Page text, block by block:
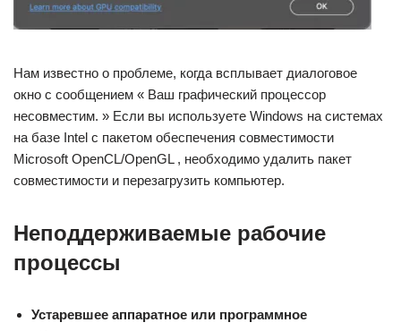
Нам известно о проблеме, когда всплывает диалоговое
окно с сообщением « Ваш графический процессор
несовместим. » Если вы используете Windows на системах
на базе Intel с пакетом обеспечения совместимости
Microsoft OpenCL/OpenGL , необходимо удалить пакет
совместимости и перезагрузить компьютер.
Неподдерживаемые рабочие
процессы
Устаревшее аппаратное или программное